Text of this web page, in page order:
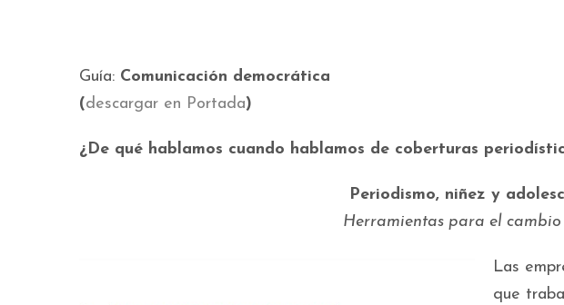
Guía: Comunicación democrática
(descargar en Portada)
¿De qué hablamos cuando hablamos de coberturas
Periodismo, niñez y
Herramientas para el cambio
Las
que